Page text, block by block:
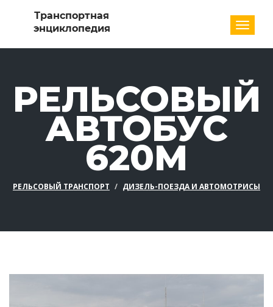
РЕЛЬСОВЫЙ
АВТОБУС
620M
РЕЛЬСОВЫЙ ТРАНСПОРТ ДИЗЕЛЬ-ПОЕЗДА И АВТОМОТРИСЫ